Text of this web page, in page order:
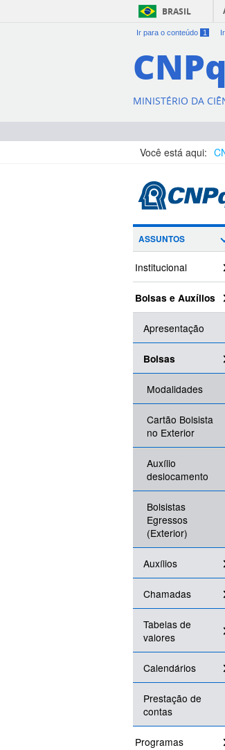
BRASIL
Ir para o conteúdo 1
CNPq
MINISTÉRIO DA
Você está aqui:
ASSUNTOS
Institucional
Bolsas e Auxílios
Apresentação
Bolsas
Modalidades
Cartão Bolsista
no Exterior
Auxílio
deslocamento
Bolsistas
Egressos
(Exterior)
Auxílios
Chamadas
Tabelas de
valores
Calendários
Prestação de
contas
Programas